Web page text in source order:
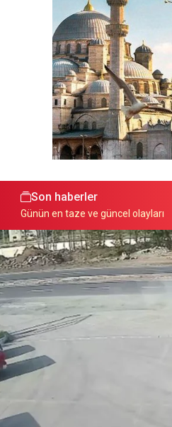
Son haberler
Günün en taze ve güncel olayları